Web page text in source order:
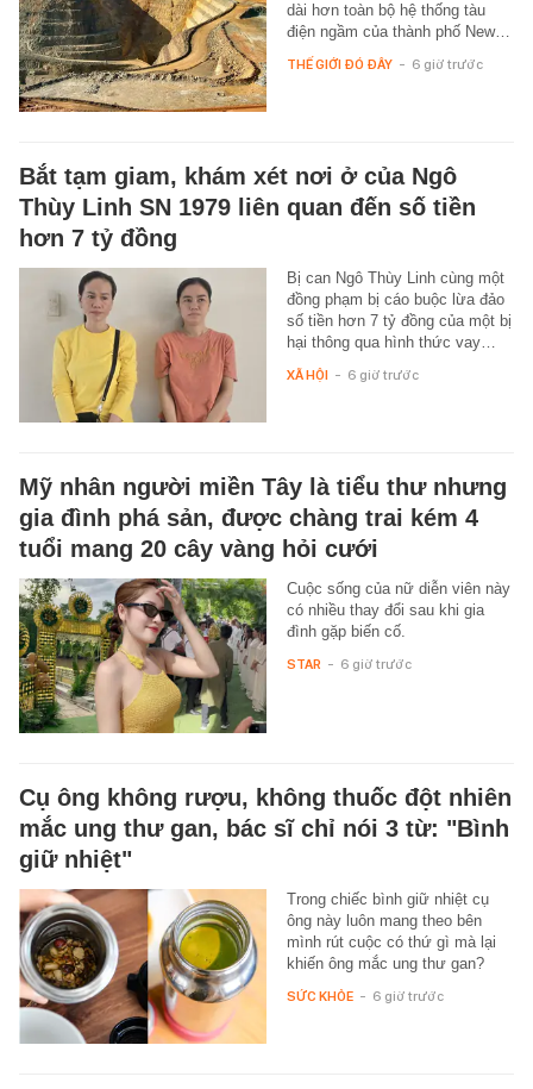
dài hơn toàn bộ hệ thống tàu
điện ngầm của thành phố New…
THẾ GIỚI ĐÓ ĐÂY - 6 giờ trước
Bắt tạm giam, khám xét nơi ở của Ngô
Thùy Linh SN 1979 liên quan đến số tiền
hơn 7 tỷ đồng
Bị can Ngô Thùy Linh cùng một
đồng phạm bị cáo buộc lừa đảo
số tiền hơn 7 tỷ đồng của một bị
hại thông qua hình thức vay…
XÃ HỘI - 6 giờ trước
Mỹ nhân người miền Tây là tiểu thư nhưng
gia đình phá sản, được chàng trai kém 4
tuổi mang 20 cây vàng hỏi cưới
Cuộc sống của nữ diễn viên này
có nhiều thay đổi sau khi gia
đình gặp biến cố.
STAR - 6 giờ trước
Cụ ông không rượu, không thuốc đột nhiên
mắc ung thư gan, bác sĩ chỉ nói 3 từ: "Bình
giữ nhiệt"
Trong chiếc bình giữ nhiệt cụ
ông này luôn mang theo bên
mình rút cuộc có thứ gì mà lại
khiến ông mắc ung thư gan?
SỨC KHỎE - 6 giờ trước